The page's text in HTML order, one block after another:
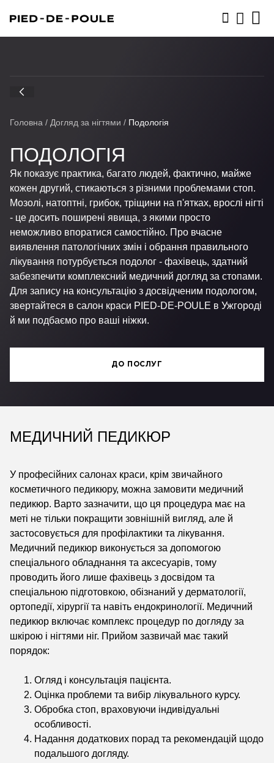
Головна / Догляд за нігтями / Подологія
ПОДОЛОГІЯ
Як показує практика, багато людей, фактично, майже
кожен другий, стикаються з різними проблемами стоп.
Мозолі, натоптні, грибок, тріщини на п'ятках, врослі нігті
- це досить поширені явища, з якими просто
неможливо впоратися самостійно. Про вчасне
виявлення патологічних змін і обрання правильного
лікування потурбується подолог - фахівець, здатний
забезпечити комплексний медичний догляд за стопами.
Для запису на консультацію з досвідченим подологом,
звертайтеся в салон краси PIED-DE-POULE в Ужгороді
й ми подбаємо про ваші ніжки.
ДО ПОСЛУГ
МЕДИЧНИЙ ПЕДИКЮР
У професійних салонах краси, крім звичайного
косметичного педикюру, можна замовити медичний
педикюр. Варто зазначити, що ця процедура має на
меті не тільки покращити зовнішній вигляд, але й
застосовується для профілактики та лікування.
Медичний педикюр виконується за допомогою
спеціального обладнання та аксесуарів, тому
проводить його лише фахівець з досвідом та
спеціальною підготовкою, обізнаний у дерматології,
ортопедії, хірургії та навіть ендокринології. Медичний
педикюр включає комплекс процедур по догляду за
шкірою і нігтями ніг. Прийом зазвичай має такий
порядок:
Огляд і консультація пацієнта.
Оцінка проблеми та вибір лікувального курсу.
Обробка стоп, враховуючи індивідуальні
особливості.
Надання додаткових порад та рекомендацій щодо
подальшого догляду.